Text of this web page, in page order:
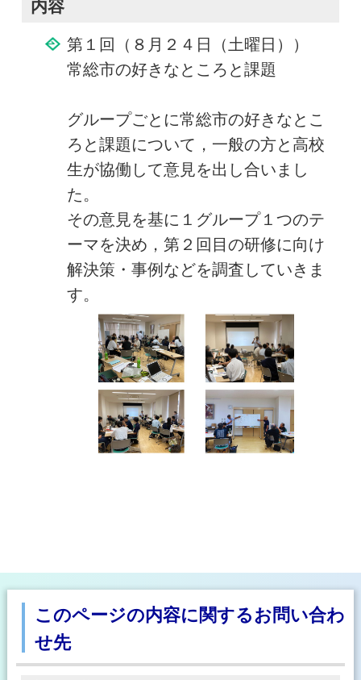
内容
第１回（８月２４日（土曜日））
常総市の好きなところと課題
グループごとに常総市の好きなとこ
ろと課題について，一般の方と高校
生が協働して意見を出し合いまし
た。
その意見を基に１グループ１つのテ
ーマを決め，第２回目の研修に向け
解決策・事例などを調査していきま
す。
このページの内容に関するお問い合わ
せ先